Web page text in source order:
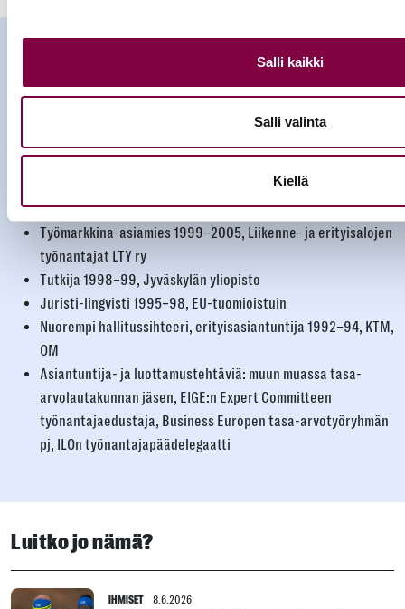
Salli kaikki
Salli valinta
Kiellä
OTK 1991, Turun yliopisto
Asiantuntija 2005–13, Elinkeinoelämän keskusliitto EK
Työmarkkina-asiamies 1999–2005, Liikenne- ja erityisalojen
työnantajat LTY ry
Tutkija 1998–99, Jyväskylän yliopisto
Juristi-lingvisti 1995–98, EU-tuomioistuin
Nuorempi hallitussihteeri, erityisasiantuntija 1992–94, KTM,
OM
Asiantuntija- ja luottamustehtäviä: muun muassa tasa-
arvolautakunnan jäsen, EIGE:n Expert Committeen
työnantajaedustaja, Business Europen tasa-arvotyöryhmän
pj, ILOn työnantajapäädelegaatti
Luitko jo nämä?
IHMISET 8.6.2026